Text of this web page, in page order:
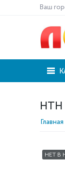
Ваш
Главная
НЕТ В